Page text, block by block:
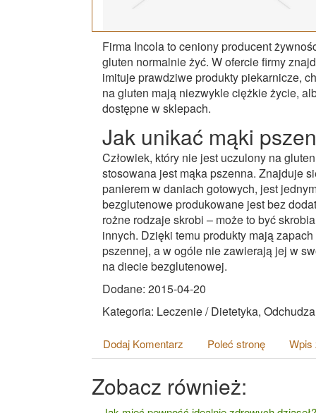
Firma Incola to ceniony producent
gluten normalnie żyć. W ofercie firmy
imituje prawdziwe produkty piekarnicze,
na gluten mają niezwykle ciężkie życie,
dostępne w sklepach.
Jak unikać mąki
Człowiek, który nie jest uczulony na
stosowana jest mąka pszenna. Znajduje
panierem w daniach gotowych, jest
bezglutenowe produkowane jest bez
rożne rodzaje skrobi – może to być
innych. Dzięki temu produkty mają
pszennej, a w ogóle nie zawierają jej w
na diecie bezglutenowej.
Dodane: 2015-04-20
Kategoria: Leczenie / Dietetyka,
Dodaj Komentarz Poleć stronę Wpis
Zobacz również: